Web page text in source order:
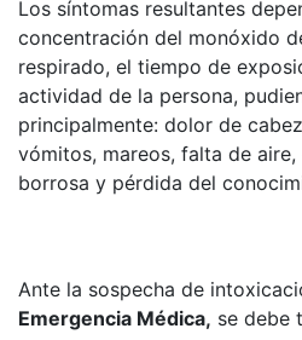
Los síntomas resultantes
concentración del monóxido
respirado, el tiempo de
actividad de la persona,
principalmente: dolor de
vómitos, mareos, falta de
borrosa y pérdida del
Ante la sospecha de
Emergencia Médica, se debe